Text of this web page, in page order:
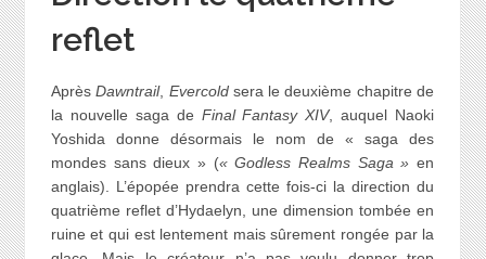
reflet
AprèsDawntrail, Evercoldsera le deuxième chapitre de
la nouvelle saga de Final Fantasy XIV, auquel Naoki
Yoshida donne désormais le nom de « saga des
mondes sans dieux » (« Godless Realms Saga » en
anglais). L’épopée prendra cette fois-ci la direction du
quatrième reflet d’Hydaelyn, une dimension tombée en
ruine et qui est lentement mais sûrement rongée par la